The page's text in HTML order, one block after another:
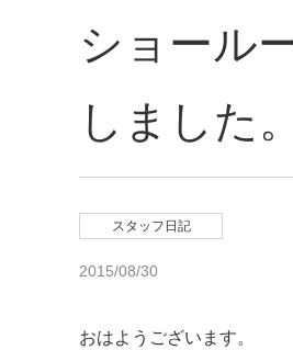
ショール
しました。
スタッフ日記
2015/08/30
おはようございます。